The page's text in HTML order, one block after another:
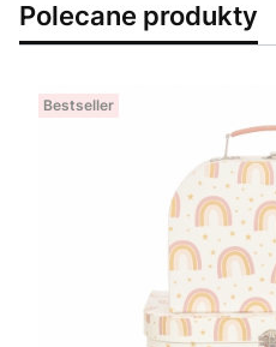
Polecane produkty
Bestseller